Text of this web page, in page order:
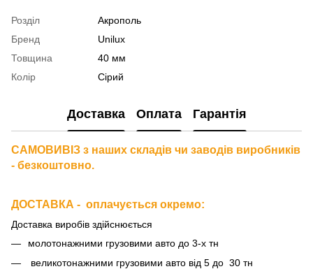
Розділ
Акрополь
Бренд
Unilux
Товщина
40 мм
Колір
Сірий
Доставка Оплата Гарантія
САМОВИВІЗ з наших складів чи заводів виробників
- безкоштовно.
ДОСТАВКА - оплачується окремо:
Доставка виробів здійснюється
молотонажними грузовими авто до 3-х тн
великотонажними грузовими авто від 5 до 30 тн